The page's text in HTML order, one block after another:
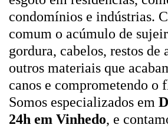
condomínios e indústrias.
comum o acúmulo de
gordura, cabelos, restos de
outros materiais que
canos e comprometendo o
Somos especializados em
24h em Vinhedo, e